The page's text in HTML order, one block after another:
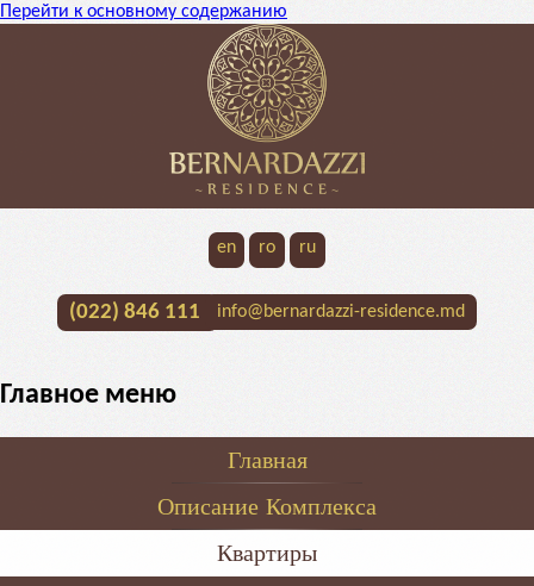
Перейти к основному содержанию
en ro ru
(022) 846 111 info@bernardazzi-residence.md
Главное меню
Главная
Описание Комплекса
Квартиры